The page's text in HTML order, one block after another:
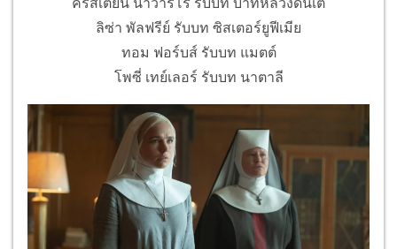
ลิซ่า พัลฟรีย์ รับบท ซิสเตอร์ยูฟีเมีย
ทอม ฟอร์บส์ รับบท แมตต์
โพซี่ เทย์เลอร์ รับบท นาตาลี